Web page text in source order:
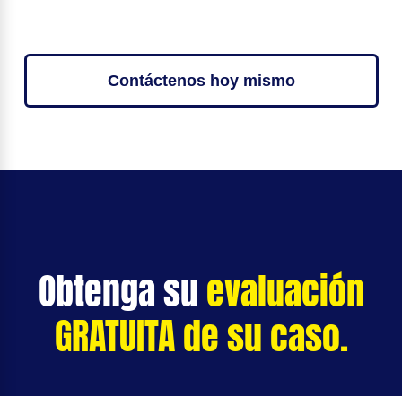
Contáctenos hoy mismo
Obtenga suevaluación
GRATUITA de su caso.